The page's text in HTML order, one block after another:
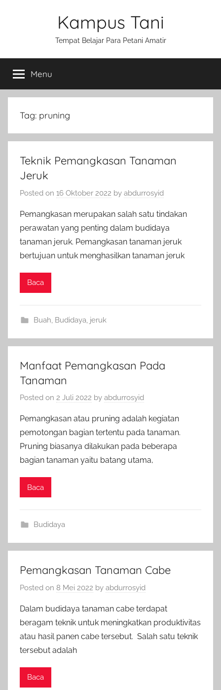
Kampus Tani
Tempat Belajar Para Petani Amatir
Menu
Tag: pruning
Teknik Pemangkasan Tanaman
Jeruk
Posted on 16 Oktober 2022 by abdurrosyid
Pemangkasan merupakan salah satu tindakan
perawatan yang penting dalam budidaya
tanaman jeruk. Pemangkasan tanaman jeruk
bertujuan untuk menghasilkan tanaman jeruk
Baca
Buah Budidaya jeruk
Manfaat Pemangkasan Pada
Tanaman
Posted on 2 Juli 2022 by abdurrosyid
Pemangkasan atau pruning adalah kegiatan
pemotongan bagian tertentu pada tanaman.
Pruning biasanya dilakukan pada beberapa
bagian tanaman yaitu batang utama,
Baca
Budidaya
Pemangkasan Tanaman Cabe
Posted on 8 Mei 2022 by abdurrosyid
Dalam budidaya tanaman cabe terdapat
beragam teknik untuk meningkatkan produktivitas
atau hasil panen cabe tersebut. Salah satu teknik
tersebut adalah
Baca